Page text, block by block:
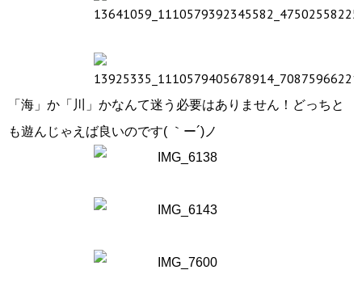
「海」か「川」かなんて迷う必要はありません！どっちと
も遊んじゃえば良いのです( ｀ー´)ノ